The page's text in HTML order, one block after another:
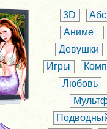
3D
Аниме
Девушки
Игры
Любовь